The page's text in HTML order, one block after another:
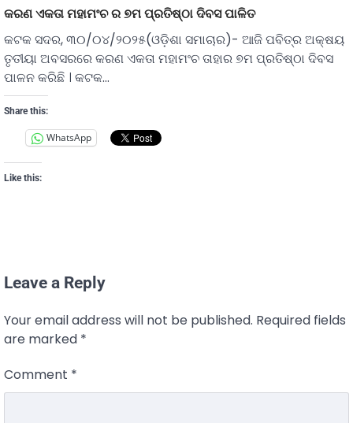
କରଣ ଏକତା ମହାମଂଚ ର ୭ମ ପ୍ରତିଷ୍ଠା ଦିବସ ପାଳିତ
କଟକ ସଦର, ୩୦/୦୪/୨୦୨୫(ଓଡ଼ିଶା ସମାଚାର)- ଆଜି ପବିତ୍ର ଅକ୍ଷୟ
ତୃତୀୟା ଅବସରରେ କରଣ ଏକତା ମହାମଂଚ ତାହାର ୭ମ ପ୍ରତିଷ୍ଠା ଦିବସ
ପାଳନ କରିଛି । କଟକ…
Share this:
WhatsApp
Like this:
Leave a Reply
Your email address will not be published. Required fields
are marked *
Comment *